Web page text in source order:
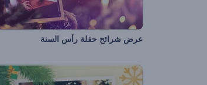
عرض شرائح حفلة رأس السنة